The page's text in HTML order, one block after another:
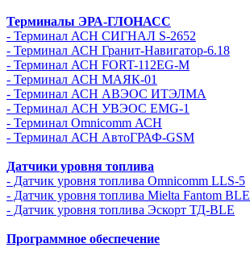
Терминалы ЭРА-ГЛОНАСС
- Терминал АСН СИГНАЛ S-2652
- Терминал АСН Гранит-Навигатор-6.18
- Терминал АСН FORT-112EG-M
- Терминал АСН МАЯК-01
- Терминал АСН АВЭОС ИТЭЛМА
- Терминал АСН УВЭОС EMG-1
- Терминал Omnicomm АСН
- Терминал АСН АвтоГРАФ-GSM
Датчики уровня топлива
- Датчик уровня топлива Omnicomm LLS-5
- Датчик уровня топлива Mielta Fantom BLE
- Датчик уровня топлива Эскорт ТД-BLE
Программное обеспечение